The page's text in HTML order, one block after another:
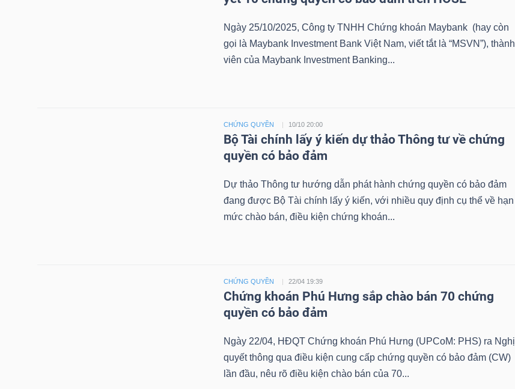
Ngày 25/10/2025, Công ty TNHH Chứng khoán Maybank (hay còn
gọi là Maybank Investment Bank Việt Nam, viết tắt là “MSVN”), thành
viên của Maybank Investment Banking...
CHỨNG QUYỀN 10/10 20:00
Bộ Tài chính lấy ý kiến dự thảo Thông tư về chứng
quyền có bảo đảm
Dự thảo Thông tư hướng dẫn phát hành chứng quyền có bảo đảm
đang được Bộ Tài chính lấy ý kiến, với nhiều quy định cụ thể về hạn
mức chào bán, điều kiện chứng khoán...
CHỨNG QUYỀN 22/04 19:39
Chứng khoán Phú Hưng sắp chào bán 70 chứng
quyền có bảo đảm
Ngày 22/04, HĐQT Chứng khoán Phú Hưng (UPCoM: PHS) ra Nghị
quyết thông qua điều kiện cung cấp chứng quyền có bảo đảm (CW)
lần đầu, nêu rõ điều kiện chào bán của 70...